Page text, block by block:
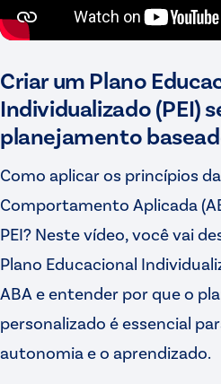
Criar um Plano
Individualizado (PEI)
planejamento
Como aplicar os princípios
Comportamento Aplicada
PEI? Neste vídeo, você vai
Plano Educacional
ABA e entender por que o
personalizado é essencial
autonomia e o aprendizado.